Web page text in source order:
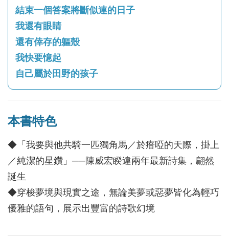
結束一個答案將斷似連的日子
我還有眼睛
還有倖存的軀殼
我快要憶起
自己屬於田野的孩子
本書特色
◆「我要與他共騎一匹獨角馬／於瘖啞的天際，掛上
／純潔的星鑽」──陳威宏睽違兩年最新詩集，翩然
誕生
◆穿梭夢境與現實之途，無論美夢或惡夢皆化為輕巧
優雅的語句，展示出豐富的詩歌幻境